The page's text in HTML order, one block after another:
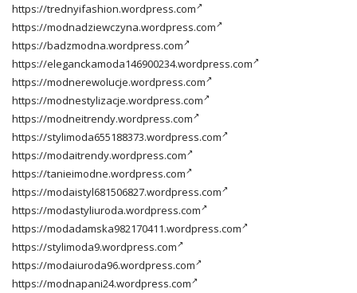
https://trednyifashion.wordpress.com
https://modnadziewczyna.wordpress.com
https://badzmodna.wordpress.com
https://eleganckamoda146900234.wordpress.com
https://modnerewolucje.wordpress.com
https://modnestylizacje.wordpress.com
https://modneitrendy.wordpress.com
https://stylimoda655188373.wordpress.com
https://modaitrendy.wordpress.com
https://tanieimodne.wordpress.com
https://modaistyl681506827.wordpress.com
https://modastyliuroda.wordpress.com
https://modadamska982170411.wordpress.com
https://stylimoda9.wordpress.com
https://modaiuroda96.wordpress.com
https://modnapani24.wordpress.com